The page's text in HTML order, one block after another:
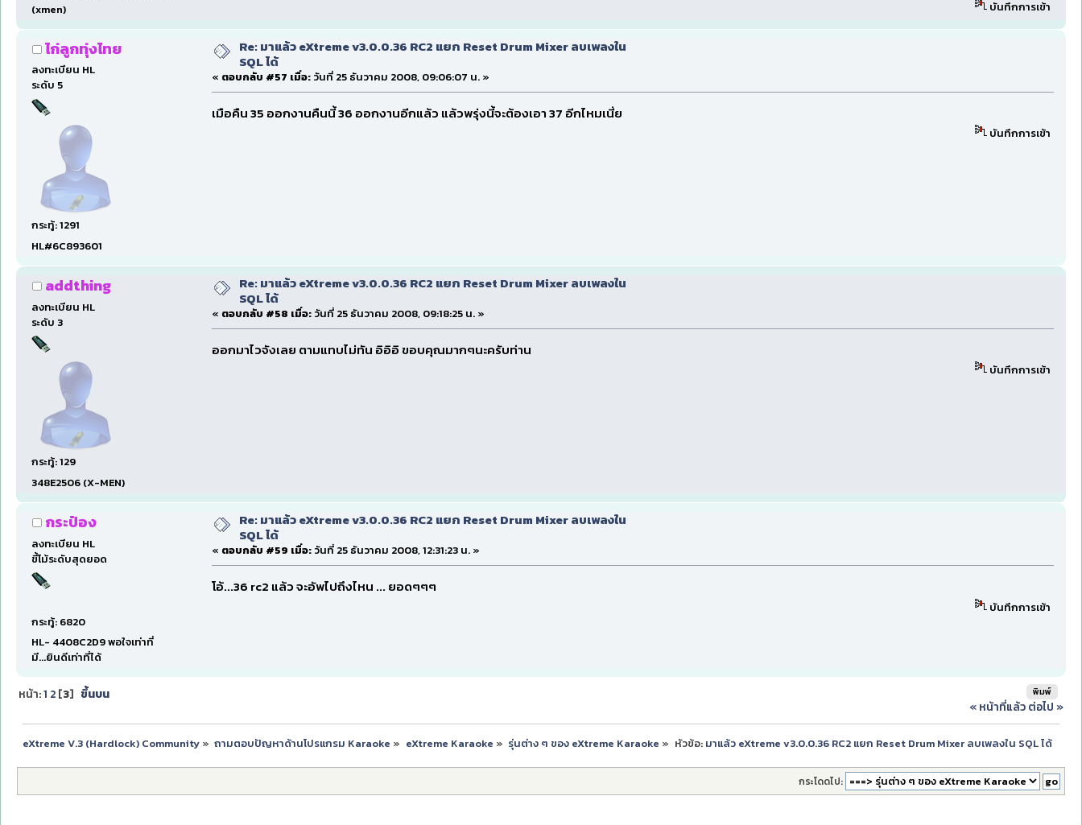
(xmen)
บันทึกการเข้า
ไก่ลูกทุ่งไทย
ลงทะเบียน HL
ระดับ 5
กระทู้: 1291
HL#6C893601
Re: มาแล้ว eXtreme v3.0.0.36 RC2 แยก Reset Drum Mixer ลบเพลงใน
SQL ได้
« ตอบกลับ #57 เมื่อ: วันที่ 25 ธันวาคม 2008, 09:06:07 น. »
เมือคืน 35 ออกงานคืนนี้ 36 ออกงานอีกแล้ว แล้วพรุ่งนี้จะต้องเอา 37 อีกไหมเนี่ย
บันทึกการเข้า
addthing
ลงทะเบียน HL
ระดับ 3
กระทู้: 129
348E2506 (X-MEN)
Re: มาแล้ว eXtreme v3.0.0.36 RC2 แยก Reset Drum Mixer ลบเพลงใน
SQL ได้
« ตอบกลับ #58 เมื่อ: วันที่ 25 ธันวาคม 2008, 09:18:25 น. »
ออกมาไวจังเลย ตามแทบไม่ทัน อิอิอิ ขอบคุณมากๆนะครับท่าน
บันทึกการเข้า
กระป๋อง
ลงทะเบียน HL
ขี้โม้ระดับสุดยอด
กระทู้: 6820
HL- 4408C2D9 พอใจเท่าที่
มี...ยินดีเท่าที่ได้
Re: มาแล้ว eXtreme v3.0.0.36 RC2 แยก Reset Drum Mixer ลบเพลงใน
SQL ได้
« ตอบกลับ #59 เมื่อ: วันที่ 25 ธันวาคม 2008, 12:31:23 น. »
โอ้...36 rc2 แล้ว จะอัพไปถึงไหน ... ยอดๆๆๆ
บันทึกการเข้า
พิมพ์
หน้า:1 2[3] ขึ้นบน
« หน้าที่แล้ว ต่อไป »
eXtreme V.3 (Hardlock) Community» ถามตอบปัญหาด้านโปรแกรม Karaoke » eXtreme Karaoke » รุ่นต่าง ๆ ของ eXtreme Karaoke » หัวข้อ: มาแล้ว eXtreme v3.0.0.36 RC2 แยก Reset Drum Mixer ลบเพลงใน SQL ได้
กระโดดไป: